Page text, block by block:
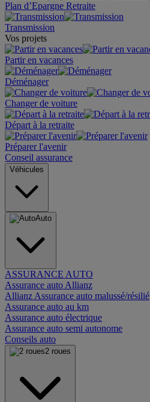
Plan d’Epargne Retraite
Transmission
Vos projets
Partir en vacances
Déménager
Changer de voiture
Départ à la retraite
Préparer l'avenir
Conseil assurance
Véhicules
Auto
ASSURANCE AUTO
Assurance auto Allianz
Allianz Assurance auto malussé/résilié
Assurance auto au km
Assurance auto électrique
Assurance auto semi autonome
Conseils auto
2 roues